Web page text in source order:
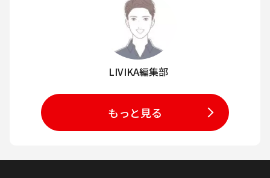
LIVIKA編集部
もっと見る